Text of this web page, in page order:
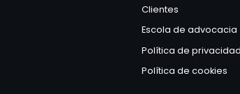
Clientes
Escola de advocacia
Política de
Política de cookies